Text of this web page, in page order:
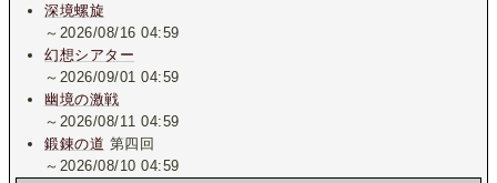
深境螺旋
～2026/08/16 04:59
幻想シアター
～2026/09/01 04:59
幽境の激戦
～2026/08/11 04:59
鍛錬の道 第四回
～2026/08/10 04:59